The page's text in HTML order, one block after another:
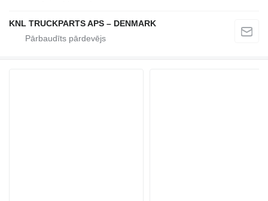
KNL TRUCKPARTS APS – DENMARK